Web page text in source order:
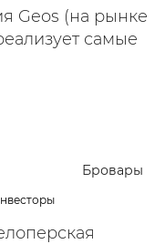
Geos (на рынке
самые
Бровары